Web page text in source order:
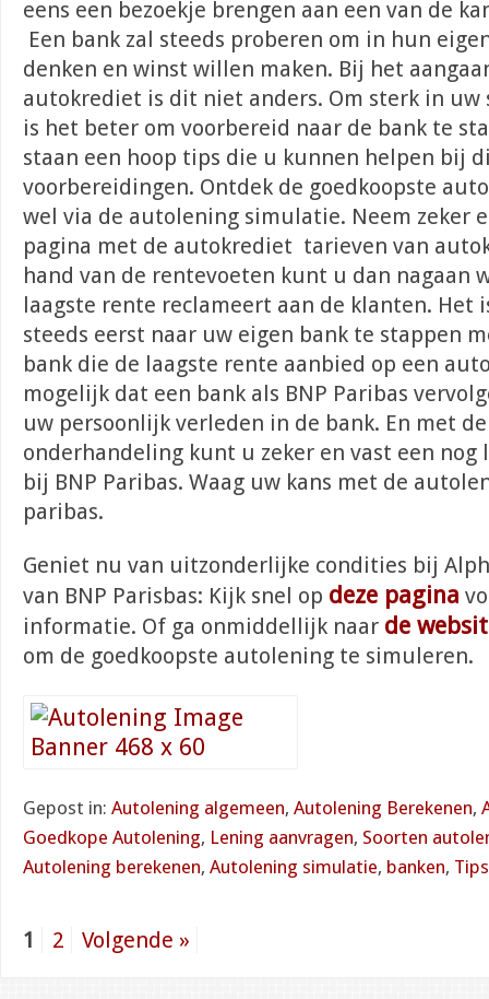
eens een bezoekje brengen aan een van de
Een bank zal steeds proberen om in hun
denken en winst willen maken. Bij het
autokrediet is dit niet anders. Om sterk in uw
is het beter om voorbereid naar de bank te
staan een hoop tips die u kunnen helpen bij
voorbereidingen. Ontdek de goedkoopste
wel via de autolening simulatie. Neem zeker
pagina met de autokrediet tarieven van
hand van de rentevoeten kunt u dan nagaan
laagste rente reclameert aan de klanten. Het
steeds eerst naar uw eigen bank te stappen
bank die de laagste rente aanbied op een
mogelijk dat een bank als BNP Paribas
uw persoonlijk verleden in de bank. En met
onderhandeling kunt u zeker en vast een
bij BNP Paribas. Waag uw kans met de
paribas.
Geniet nu van uitzonderlijke condities bij
van BNP Parisbas: Kijk snel op deze pagina
informatie. Of ga onmiddellijk naar de
om de goedkoopste autolening te simuleren.
Gepost in: Autolening algemeen, Autolening Berekenen,
Goedkope Autolening, Lening aanvragen, Soorten
Autolening berekenen, Autolening simulatie, banken, Tips
1 2 Volgende »